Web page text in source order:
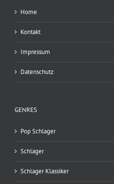
Home
Kontakt
Impressum
Datenschutz
GENRES
Pop Schlager
Schlager
Schlager Klassiker